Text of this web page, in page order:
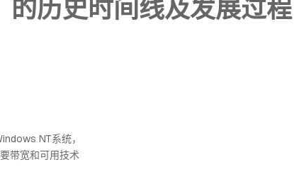
的历史时间线及发展过程
NT系统，
带宽和可用技术